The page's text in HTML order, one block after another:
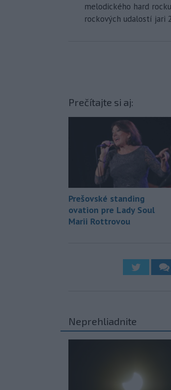
melodického hard
rockových udalostí jari
Prečítajte si aj:
Prešovské standing
ovation pre Lady Soul
Marii Rottrovou
Neprehliadnite